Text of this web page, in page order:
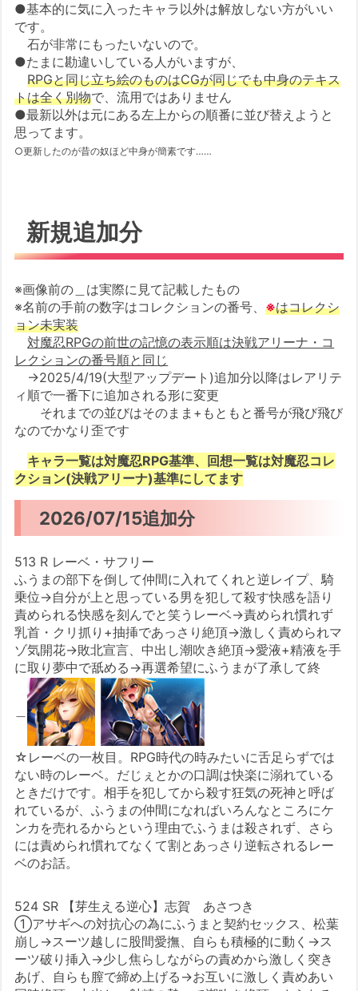
●基本的に気に入ったキャラ以外は解放しない方がいい
です。
石が非常にもったいないので。
●たまに勘違いしている人がいますが、
RPGと同じ立ち絵のものはCGが同じでも中身のテキス
トは全く別物で、流用ではありません
●最新以外は元にある左上からの順番に並び替えようと
思ってます。
○更新したのが昔の奴ほど中身が簡素です……
新規追加分
※画像前の＿は実際に見て記載したもの
※名前の手前の数字はコレクションの番号、※はコレクシ
ョン未実装
対魔忍RPGの前世の記憶の表示順は決戦アリーナ・コ
レクションの番号順と同じ
→2025/4/19(大型アップデート)追加分以降はレアリテ
ィ順で一番下に追加される形に変更
それまでの並びはそのまま+もともと番号が飛び飛び
なのでかなり歪です
キャラ一覧は対魔忍RPG基準、回想一覧は対魔忍コレ
クション(決戦アリーナ)基準にしてます
2026/07/15追加分
513 R レーベ・サフリー
ふうまの部下を倒して仲間に入れてくれと逆レイプ、騎
乗位→自分が上と思っている男を犯して殺す快感を語り
責められる快感を刻んでと笑うレーベ→責められ慣れず
乳首・クリ抓り+抽挿であっさり絶頂→激しく責められマ
ゾ気開花→敗北宣言、中出し潮吹き絶頂→愛液+精液を手
に取り夢中で舐める→再選希望にふうまが了承して終
＿
☆レーベの一枚目。RPG時代の時みたいに舌足らずでは
ない時のレーベ。だじぇとかの口調は快楽に溺れている
ときだけです。相手を犯してから殺す狂気の死神と呼ば
れているが、ふうまの仲間になればいろんなところにケ
ンカを売れるからという理由でふうまは殺されず、さら
には責められ慣れてなくて割とあっさり逆転されるレー
ベのお話。
524 SR 【芽生える逆心】志賀 あさつき
①アサギへの対抗心の為にふうまと契約セックス、松葉
崩し→スーツ越しに股間愛撫、自らも積極的に動く→ス
ーツ破り挿入→少し焦らしながらの責めから激しく突き
あげ、自らも膣で締め上げる→お互いに激しく責めあい